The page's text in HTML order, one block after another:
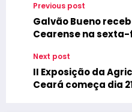
Previous post
Galvão Bueno
Cearense na
Next post
II Exposição da
Ceará começa dia